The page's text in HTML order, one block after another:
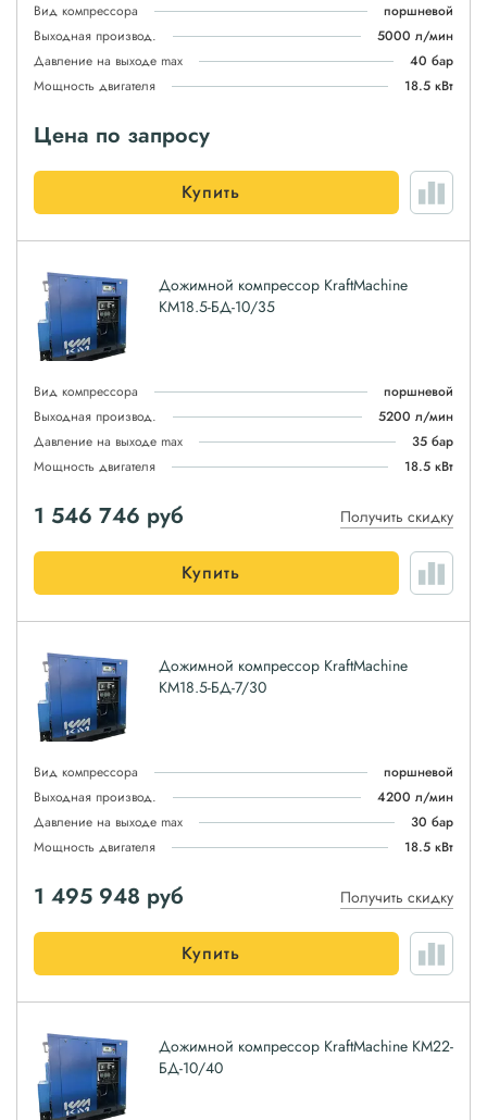
Вид компрессора
поршневой
Выходная производ.
5000 л/мин
Давление на выходе max
40 бар
Мощность двигателя
18.5 кВт
Цена по запросу
Купить
Дожимной компрессор KraftMachine
КМ18.5-БД-10/35
Вид компрессора
поршневой
Выходная производ.
5200 л/мин
Давление на выходе max
35 бар
Мощность двигателя
18.5 кВт
1 546 746 руб Получить скидку
Купить
Дожимной компрессор KraftMachine
КМ18.5-БД-7/30
Вид компрессора
поршневой
Выходная производ.
4200 л/мин
Давление на выходе max
30 бар
Мощность двигателя
18.5 кВт
1 495 948 руб Получить скидку
Купить
Дожимной компрессор KraftMachine КМ22-
БД-10/40